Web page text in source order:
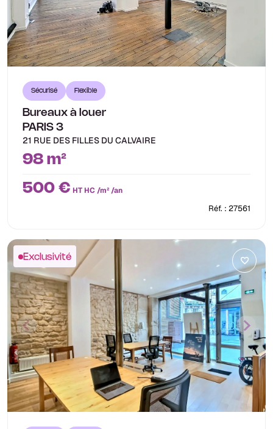
Sécurisé Flexible
Bureaux à louer
PARIS 3
21 RUE DES FILLES DU CALVAIRE
98 m²
500 € HT HC /m² /an
Réf. : 27561
Exclusivité